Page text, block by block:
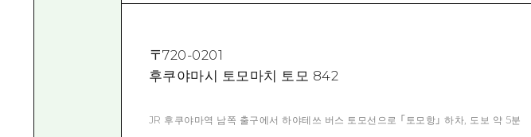
〒720-0201
후쿠야마시 토모마치 토모 842
JR 후쿠야마역 남쪽 출구에서 하야테쓰 버스 토모선으로 「토모항」 하차, 도보 약 5분